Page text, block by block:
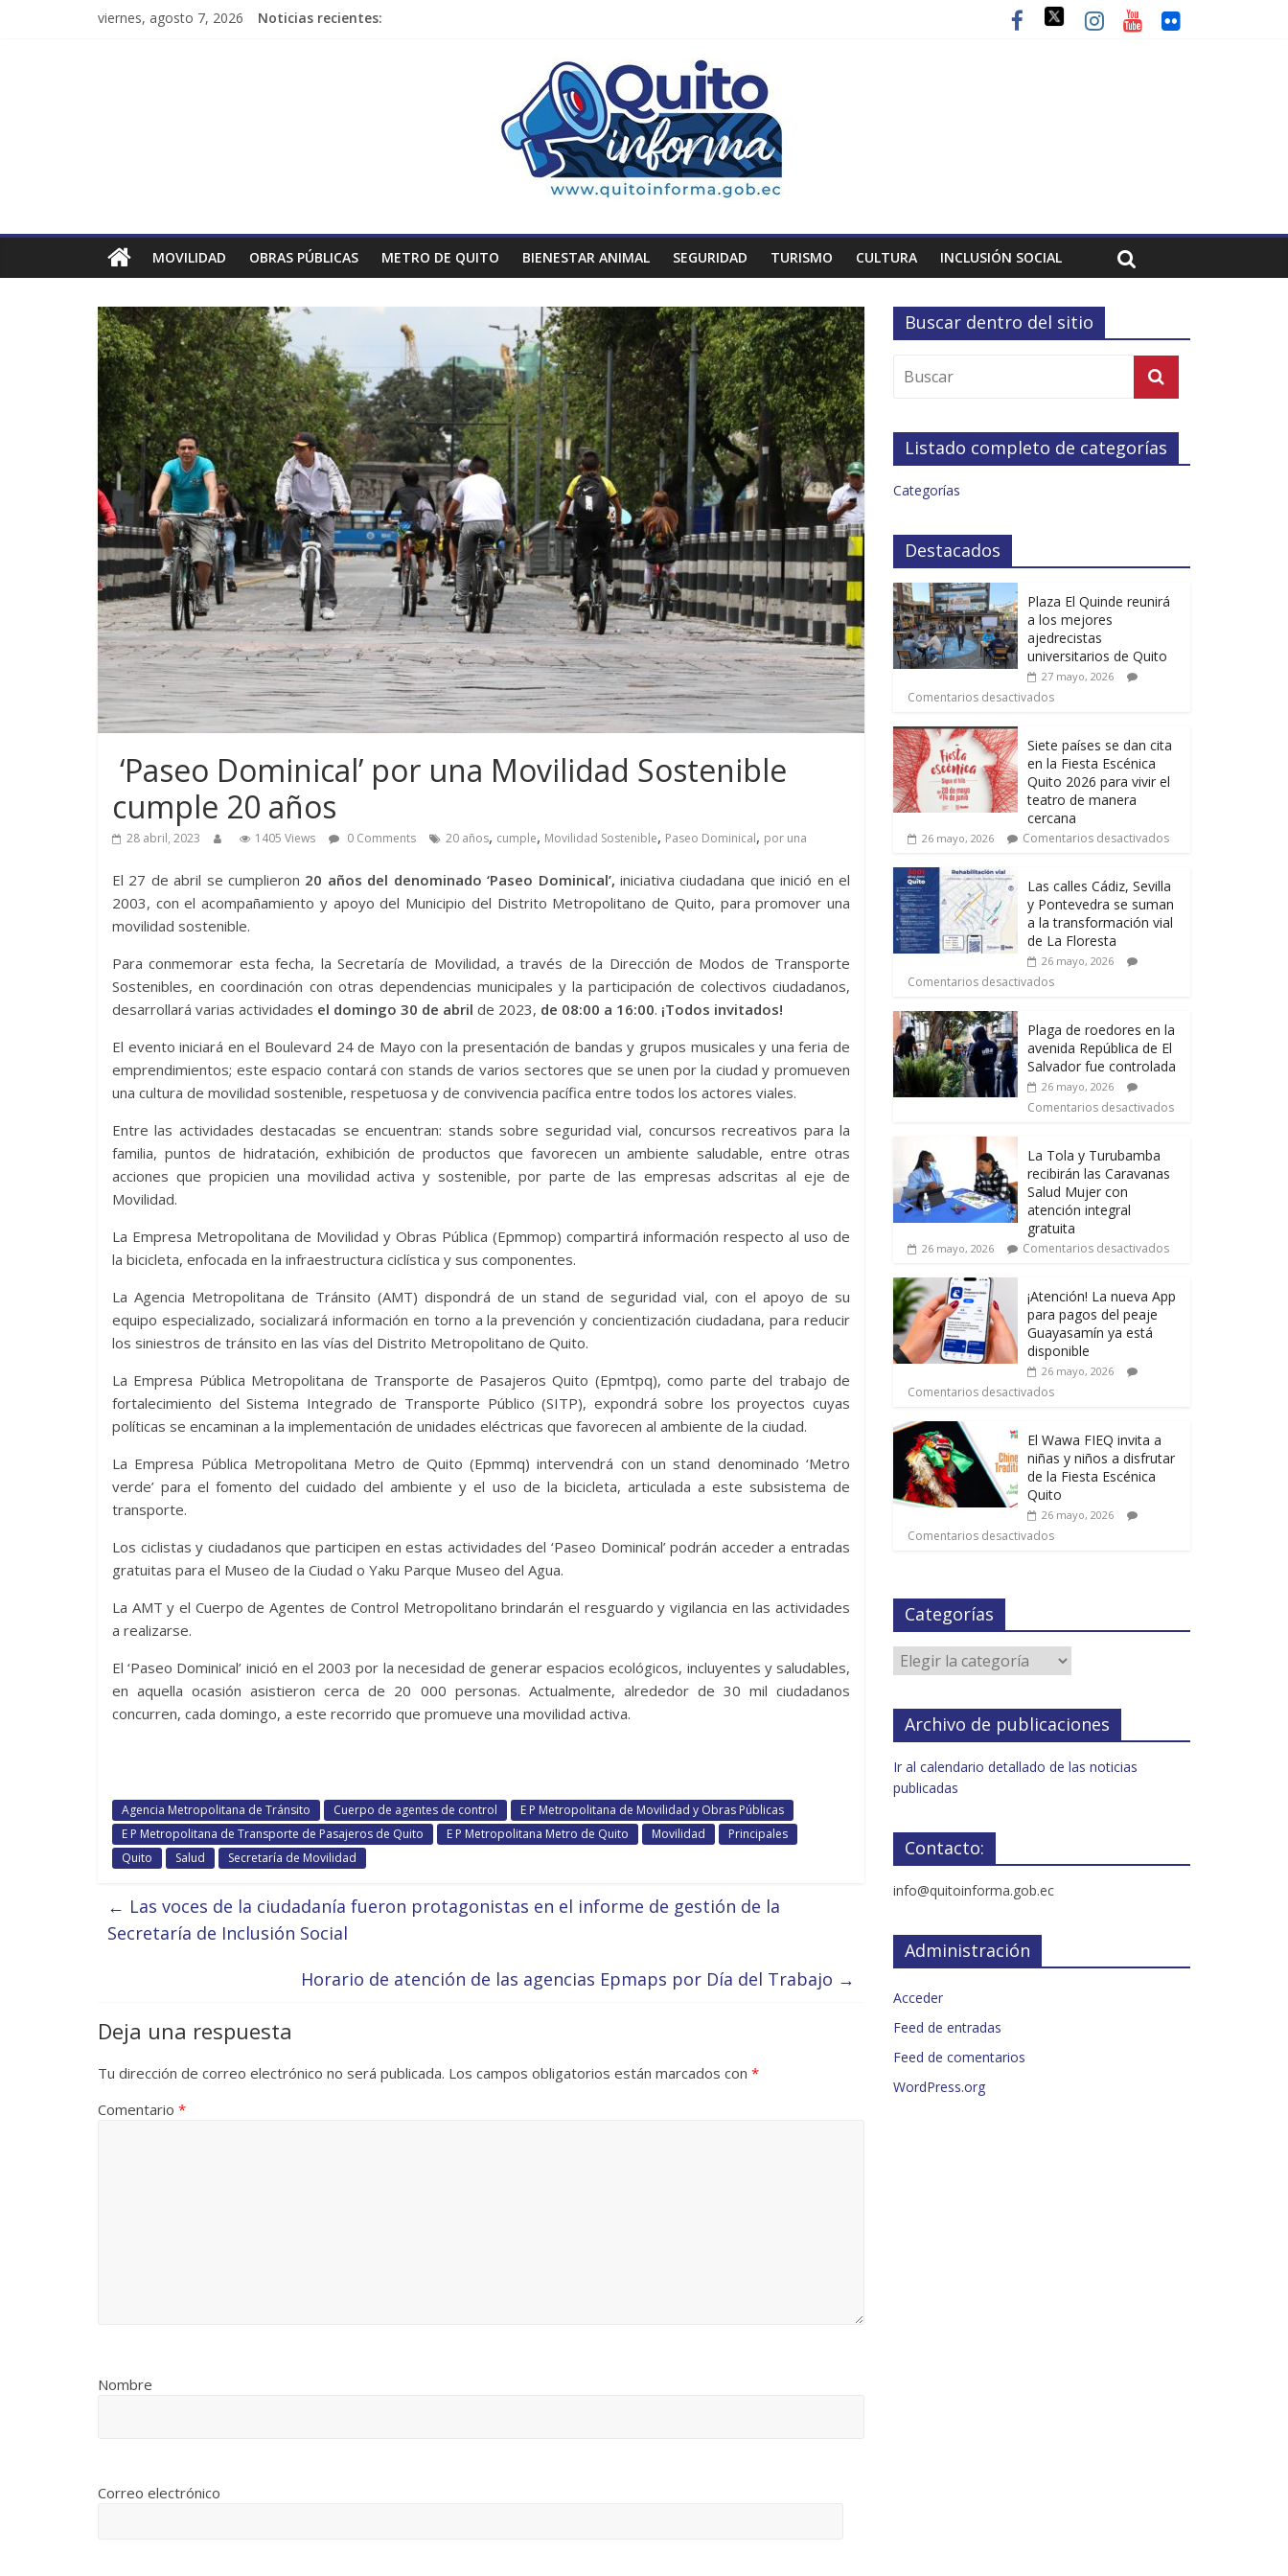
viernes, agosto 7, 2026 Noticias recientes:
MOVILIDAD OBRAS PÚBLICAS METRO DE QUITO BIENESTAR ANIMAL SEGURIDAD TURISMO CULTURA INCLUSIÓN SOCIAL
‘Paseo Dominical’ por una Movilidad Sostenible
cumple 20 años
28 abril, 2023 1405 Views 0 Comments 20 años, cumple, Movilidad Sostenible, Paseo Dominical, por una
El 27 de abril se cumplieron 20 años del denominado ‘Paseo Dominical’, iniciativa ciudadana que inició en el
2003, con el acompañamiento y apoyo del Municipio del Distrito Metropolitano de Quito, para promover una
movilidad sostenible.
Para conmemorar esta fecha, la Secretaría de Movilidad, a través de la Dirección de Modos de Transporte
Sostenibles, en coordinación con otras dependencias municipales y la participación de colectivos ciudadanos,
desarrollará varias actividades el domingo 30 de abril de 2023, de 08:00 a 16:00. ¡Todos invitados!
El evento iniciará en el Boulevard 24 de Mayo con la presentación de bandas y grupos musicales y una feria de
emprendimientos; este espacio contará con stands de varios sectores que se unen por la ciudad y promueven
una cultura de movilidad sostenible, respetuosa y de convivencia pacífica entre todos los actores viales.
Entre las actividades destacadas se encuentran: stands sobre seguridad vial, concursos recreativos para la
familia, puntos de hidratación, exhibición de productos que favorecen un ambiente saludable, entre otras
acciones que propicien una movilidad activa y sostenible, por parte de las empresas adscritas al eje de
Movilidad.
La Empresa Metropolitana de Movilidad y Obras Pública (Epmmop) compartirá información respecto al uso de
la bicicleta, enfocada en la infraestructura ciclística y sus componentes.
La Agencia Metropolitana de Tránsito (AMT) dispondrá de un stand de seguridad vial, con el apoyo de su
equipo especializado, socializará información en torno a la prevención y concientización ciudadana, para reducir
los siniestros de tránsito en las vías del Distrito Metropolitano de Quito.
La Empresa Pública Metropolitana de Transporte de Pasajeros Quito (Epmtpq), como parte del trabajo de
fortalecimiento del Sistema Integrado de Transporte Público (SITP), expondrá sobre los proyectos cuyas
políticas se encaminan a la implementación de unidades eléctricas que favorecen al ambiente de la ciudad.
La Empresa Pública Metropolitana Metro de Quito (Epmmq) intervendrá con un stand denominado ‘Metro
verde’ para el fomento del cuidado del ambiente y el uso de la bicicleta, articulada a este subsistema de
transporte.
Los ciclistas y ciudadanos que participen en estas actividades del ‘Paseo Dominical’ podrán acceder a entradas
gratuitas para el Museo de la Ciudad o Yaku Parque Museo del Agua.
La AMT y el Cuerpo de Agentes de Control Metropolitano brindarán el resguardo y vigilancia en las actividades
a realizarse.
El ‘Paseo Dominical’ inició en el 2003 por la necesidad de generar espacios ecológicos, incluyentes y saludables,
en aquella ocasión asistieron cerca de 20 000 personas. Actualmente, alrededor de 30 mil ciudadanos
concurren, cada domingo, a este recorrido que promueve una movilidad activa.
Agencia Metropolitana de Tránsito Cuerpo de agentes de control
E P Metropolitana de Movilidad y Obras Públicas
E P Metropolitana de Transporte de Pasajeros de Quito
E P Metropolitana Metro de Quito Movilidad
Principales
Quito
Salud Secretaría de Movilidad
← Las voces de la ciudadanía fueron protagonistas en el informe de gestión de la
Secretaría de Inclusión Social
Horario de atención de las agencias Epmaps por Día del Trabajo →
Deja una respuesta
Tu dirección de correo electrónico no será publicada. Los campos obligatorios están marcados con *
Comentario *
Nombre
Correo electrónico
Buscar dentro del sitio
Listado completo de categorías
Categorías
Destacados
Plaza El Quinde reunirá
a los mejores
ajedrecistas
universitarios de Quito
27 mayo, 2026
Comentarios desactivados
Siete países se dan cita
en la Fiesta Escénica
Quito 2026 para vivir el
teatro de manera
cercana
26 mayo, 2026 Comentarios desactivados
Las calles Cádiz, Sevilla
y Pontevedra se suman
a la transformación vial
de La Floresta
26 mayo, 2026
Comentarios desactivados
Plaga de roedores en la
avenida República de El
Salvador fue controlada
26 mayo, 2026
Comentarios desactivados
La Tola y Turubamba
recibirán las Caravanas
Salud Mujer con
atención integral
gratuita
26 mayo, 2026 Comentarios desactivados
¡Atención! La nueva App
para pagos del peaje
Guayasamín ya está
disponible
26 mayo, 2026
Comentarios desactivados
El Wawa FIEQ invita a
niñas y niños a disfrutar
de la Fiesta Escénica
Quito
26 mayo, 2026
Comentarios desactivados
Categorías
Archivo de publicaciones
Ir al calendario detallado de las noticias
publicadas
Contacto:
info@quitoinforma.gob.ec
Administración
Acceder
Feed de entradas
Feed de comentarios
WordPress.org